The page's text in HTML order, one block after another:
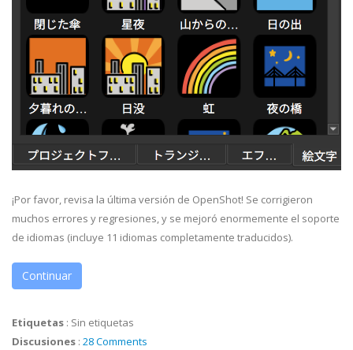
¡Por favor, revisa la última versión de OpenShot! Se corrigieron
muchos errores y regresiones, y se mejoró enormemente el soporte
de idiomas (incluye 11 idiomas completamente traducidos).
Continuar
Etiquetas : Sin etiquetas
Discusiones : 28 Comments